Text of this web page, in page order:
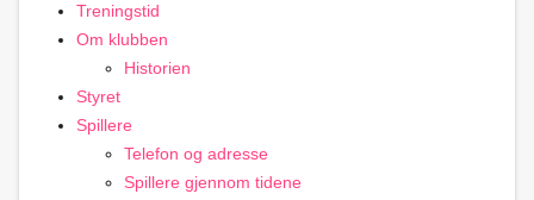
Treningstid
Om klubben
Historien
Styret
Spillere
Telefon og adresse
Spillere gjennom tidene